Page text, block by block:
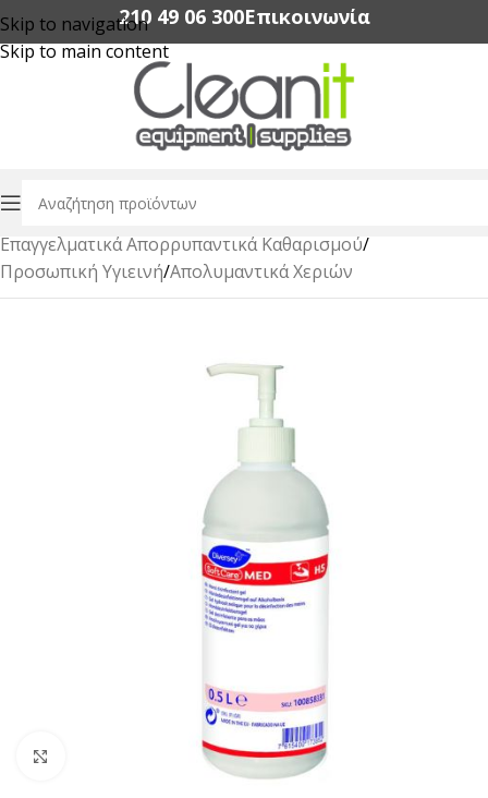
Skip to navigation
Skip to main content
210 49 06 300‬Επικοινωνία
Αρχική σελίδα/
Επαγγελματικά Απορρυπαντικά Καθαρισμού/
Προσωπική Υγιεινή/Απολυμαντικά Χεριών